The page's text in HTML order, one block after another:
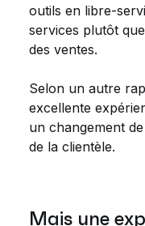
outils en libre-
services plutôt
des ventes.
Selon un autre
excellente
un changement
de la clientèle.
Mais une